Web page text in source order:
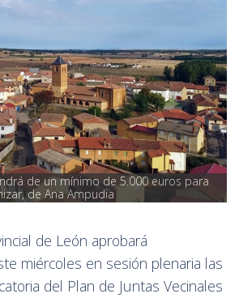
de un mínimo de 5.000 euros para
de Ana Ampudia
de León aprobará
miércoles en sesión plenaria las
del Plan de Juntas Vecinales